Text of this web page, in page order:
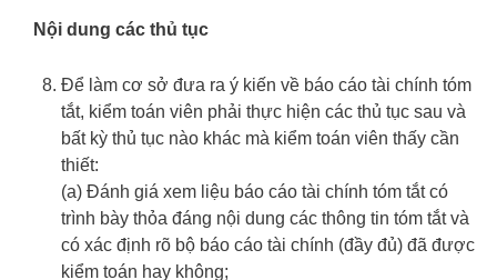
Nội dung các thủ tục
Để làm cơ sở đưa ra ý kiến về báo cáo tài chính tóm
tắt, kiểm toán viên phải thực hiện các thủ tục sau và
bất kỳ thủ tục nào khác mà kiểm toán viên thấy cần
thiết:
(a) Đánh giá xem liệu báo cáo tài chính tóm tắt có
trình bày thỏa đáng nội dung các thông tin tóm tắt và
có xác định rõ bộ báo cáo tài chính (đầy đủ) đã được
kiểm toán hay không;